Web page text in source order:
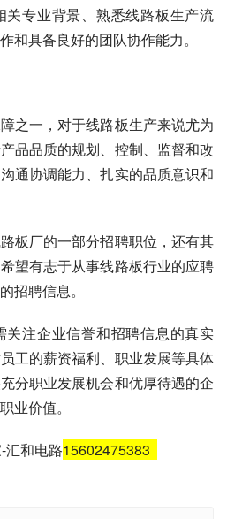
关专业背景、熟悉线路板生产流
和具备良好的团队协作能力。
之一，对于线路板生产来说尤为
品品质的规划、控制、监督和改
通协调能力、扎实的品质意识和
板厂的一部分招聘职位，还有其
望有志于从事线路板行业的应聘
招聘信息。
注企业信誉和招聘信息的真实
工的薪资福利、职业发展等具体
分职业发展机会和优厚待遇的企
业价值。
汇和电路15602475383